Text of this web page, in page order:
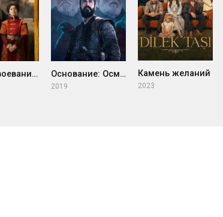
Цель завоевания — Красное яблоко Основание: Осман
2019
Камень желаний
2023